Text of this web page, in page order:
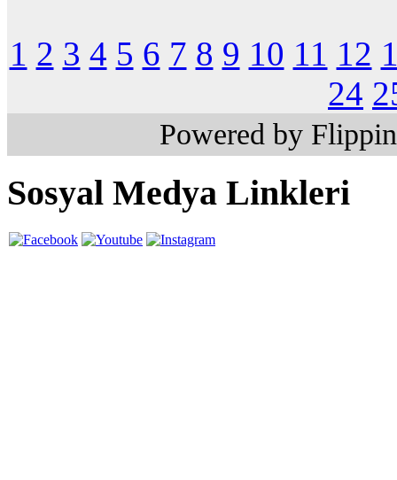
1 2 3 4 5 6 7 8 9 10 11 12
24
Powered by
Sosyal Medya Linkleri